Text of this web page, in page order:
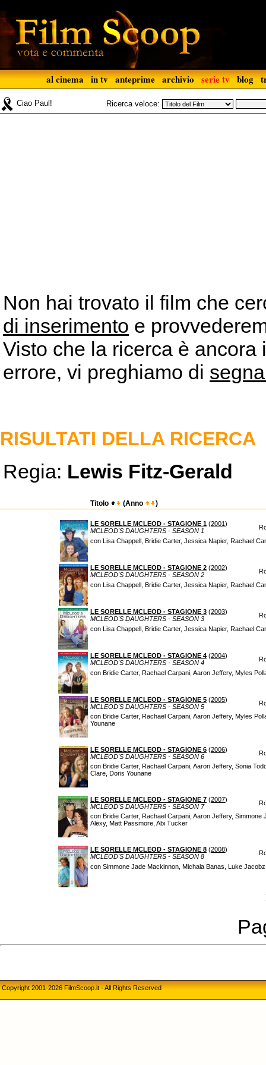
al cinema in tv anteprime archivio serie tv blog
Ciao Paul! Ricerca veloce:
Non hai trovato il film che
di inserimento e
Visto che la ricerca è
errore, vi preghiamo di
RISULTATI DELLA RICERCA
Regia: Lewis Fitz-Gerald
Titolo (Anno )
LE SORELLE MCLEOD - STAGIONE 1 (2001)
MCLEOD'S DAUGHTERS - SEASON 1
con Lisa Chappell, Bridie Carter, Jessica Napier, Rachael
LE SORELLE MCLEOD - STAGIONE 2 (2002)
MCLEOD'S DAUGHTERS - SEASON 2
con Lisa Chappell, Bridie Carter, Jessica Napier, Rachael
LE SORELLE MCLEOD - STAGIONE 3 (2003)
MCLEOD'S DAUGHTERS - SEASON 3
con Lisa Chappell, Bridie Carter, Jessica Napier, Rachael
LE SORELLE MCLEOD - STAGIONE 4 (2004)
MCLEOD'S DAUGHTERS - SEASON 4
con Bridie Carter, Rachael Carpani, Aaron Jeffery, Myles
LE SORELLE MCLEOD - STAGIONE 5 (2005)
MCLEOD'S DAUGHTERS - SEASON 5
con Bridie Carter, Rachael Carpani, Aaron Jeffery, Myles
Younane
LE SORELLE MCLEOD - STAGIONE 6 (2006)
MCLEOD'S DAUGHTERS - SEASON 6
con Bridie Carter, Rachael Carpani, Aaron Jeffery, Sonia
Clare, Doris Younane
LE SORELLE MCLEOD - STAGIONE 7 (2007)
MCLEOD'S DAUGHTERS - SEASON 7
con Bridie Carter, Rachael Carpani, Aaron Jeffery,
Alexy, Matt Passmore, Abi Tucker
LE SORELLE MCLEOD - STAGIONE 8 (2008)
MCLEOD'S DAUGHTERS - SEASON 8
con Simmone Jade Mackinnon, Michala Banas, Luke
Copyright 2001-2026 FilmScoop.it - All Rights Reserved